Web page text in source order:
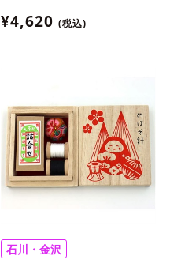
【おまとめ便対象】
¥4,620 (税込)
石川・金沢